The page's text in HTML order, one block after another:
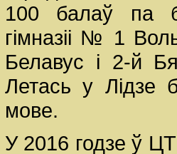
100 балаў па
гімназіі № 1
Белавус і 2-й
Летась у Лідзе
мове.
У 2016 годзе ў